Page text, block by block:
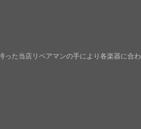
った当店リペアマンの手により各楽器に合わ